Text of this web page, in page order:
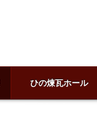
ひの煉瓦ホール